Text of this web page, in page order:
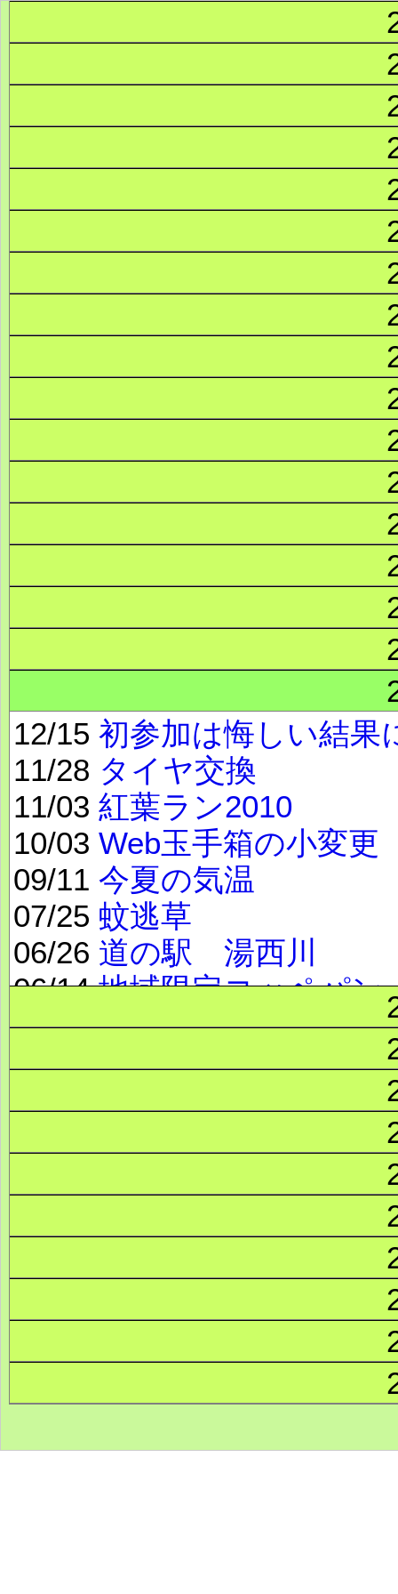
12/15 初参加は悔しい結果
11/28 タイヤ交換
11/03 紅葉ラン2010
10/03 Web玉手箱の小変更
09/11 今夏の気温
07/25 蚊逃草
06/26 道の駅 湯西川
06/14地域限定コッペパン
05/08ランニングコース紹
04/30光 パワーアップ2